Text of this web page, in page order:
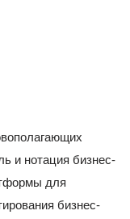
и нотация бизнес-
для
бизнес-